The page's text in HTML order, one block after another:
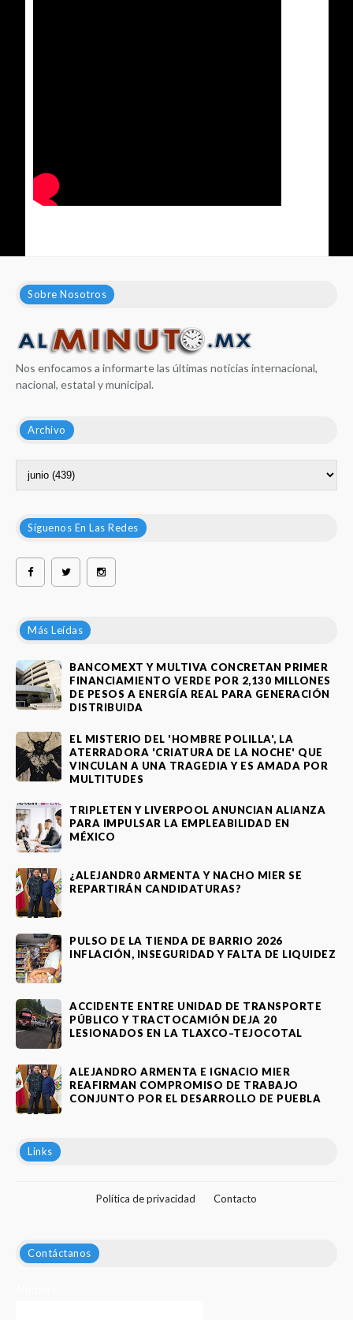
Sobre Nosotros
Nos enfocamos a informarte las últimas noticias internacional,
nacional, estatal y municipal.
Archivo
Síguenos En Las Redes
Más Leídas
BANCOMEXT Y MULTIVA CONCRETAN PRIMER
FINANCIAMIENTO VERDE POR 2,130 MILLONES
DE PESOS A ENERGÍA REAL PARA GENERACIÓN
DISTRIBUIDA
EL MISTERIO DEL 'HOMBRE POLILLA', LA
ATERRADORA 'CRIATURA DE LA NOCHE' QUE
VINCULAN A UNA TRAGEDIA Y ES AMADA POR
MULTITUDES
TRIPLETEN Y LIVERPOOL ANUNCIAN ALIANZA
PARA IMPULSAR LA EMPLEABILIDAD EN
MÉXICO
¿ALEJANDR0 ARMENTA Y NACHO MIER SE
REPARTIRÁN CANDIDATURAS?
PULSO DE LA TIENDA DE BARRIO 2026
INFLACIÓN, INSEGURIDAD Y FALTA DE LIQUIDEZ
ACCIDENTE ENTRE UNIDAD DE TRANSPORTE
PÚBLICO Y TRACTOCAMIÓN DEJA 20
LESIONADOS EN LA TLAXCO–TEJOCOTAL
ALEJANDRO ARMENTA E IGNACIO MIER
REAFIRMAN COMPROMISO DE TRABAJO
CONJUNTO POR EL DESARROLLO DE PUEBLA
Links
Política de privacidad Contacto
Contáctanos